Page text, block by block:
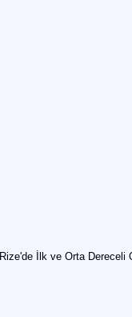
İlk ve Orta Dereceli